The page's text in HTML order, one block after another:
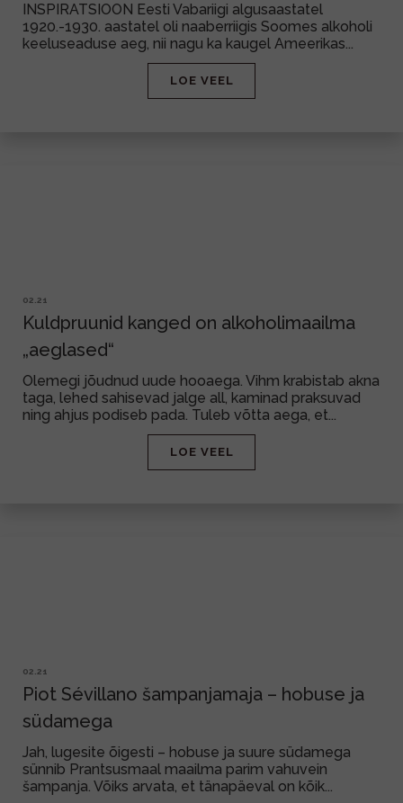
INSPIRATSIOON Eesti Vabariigi algusaastatel
1920.-1930. aastatel oli naaberriigis Soomes alkoholi
keeluseaduse aeg, nii nagu ka kaugel Ameerikas...
LOE VEEL
02.21
Kuldpruunid kanged on alkoholimaailma
„aeglased“
Olemegi jõudnud uude hooaega. Vihm krabistab akna
taga, lehed sahisevad jalge all, kaminad praksuvad
ning ahjus podiseb pada. Tuleb võtta aega, et...
LOE VEEL
02.21
Piot Sévillano šampanjamaja – hobuse ja
südamega
Jah, lugesite õigesti – hobuse ja suure südamega
sünnib Prantsusmaal maailma parim vahuvein
šampanja. Võiks arvata, et tänapäeval on kõik...